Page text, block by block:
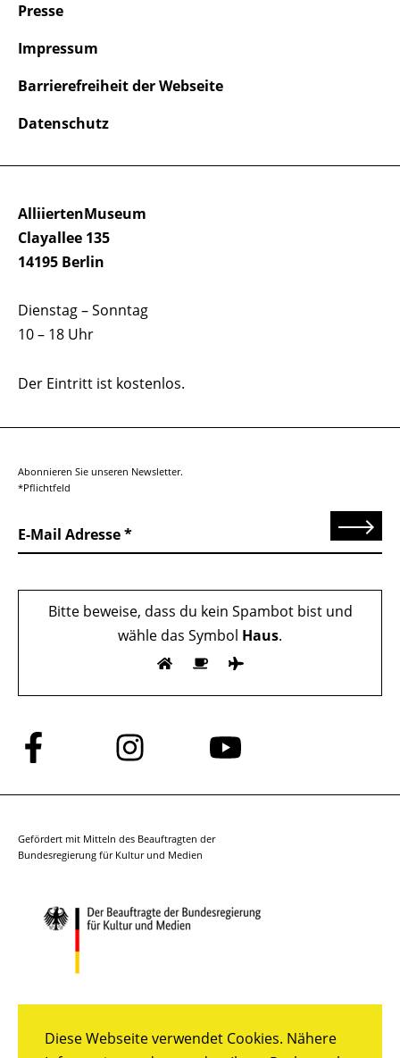
Diese Webseite verwendet Cookies. Nähere
AlliiertenMuseum
Clayallee 135
14195 Berlin
Dienstag – Sonntag
10 – 18 Uhr
Der Eintritt ist kostenlos.
Presse
Impressum
Barrierefreiheit der Webseite
Datenschutz
Abonnieren Sie unseren Newsletter.
*Pflichtfeld
E-Mail Adresse Senden
Bitte beweise, dass du kein Spambot bist und
wähle das Symbol Haus.
Folge
uns
auf
Folge
uns
auf
Folge
auf
Gefördert mit Mitteln des Beauftragten der
Bundesregierung für Kultur und Medien